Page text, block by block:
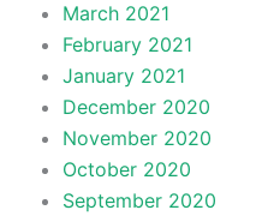
March 2021
February 2021
January 2021
December 2020
November 2020
October 2020
September 2020